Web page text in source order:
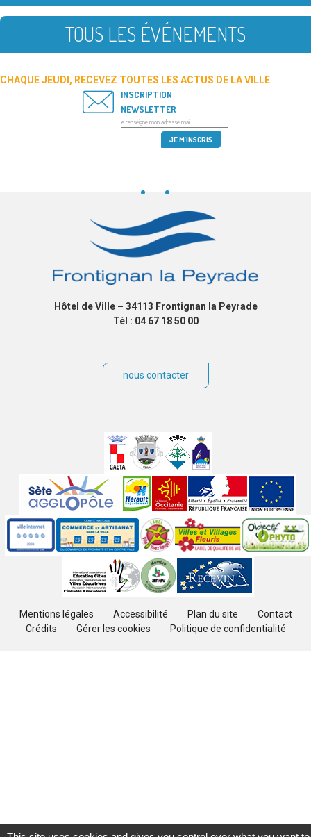
TOUS LES ÉVÉNEMENTS
CHAQUE JEUDI, RECEVEZ TOUTES LES ACTUS DE LA VILLE
INSCRIPTION
NEWSLETTER
Hôtel de Ville – 34113 Frontignan la Peyrade
Tél : 04 67 18 50 00
nous contacter
partenaires
Labels
Mentions légales Accessibilité Plan du site
Contact
Crédits
Gérer les cookies Politique de confidentialité